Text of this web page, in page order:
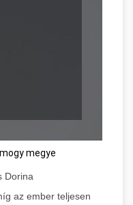
megye
Dorina
az ember teljesen